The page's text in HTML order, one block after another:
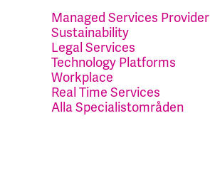
Managed Services Provider
Sustainability
Legal Services
Technology Platforms
Workplace
Real Time Services
Alla Specialistområden